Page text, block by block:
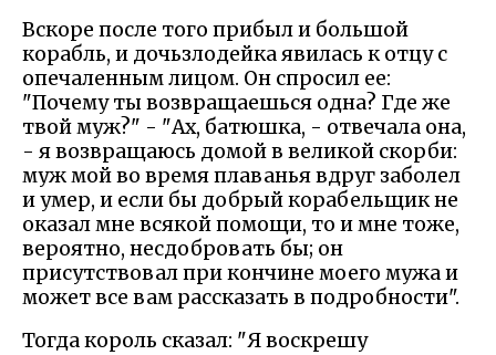
Вскоре после того прибыл и большой
корабль, и дочьзлодейка явилась к отцу с
опечаленным лицом. Он спросил ее:
"Почему ты возвращаешься одна? Где же
твой муж?" - "Ах, батюшка, - отвечала она,
- я возвращаюсь домой в великой скорби:
муж мой во время плаванья вдруг заболел
и умер, и если бы добрый корабельщик не
оказал мне всякой помощи, то и мне тоже,
вероятно, несдобровать бы; он
присутствовал при кончине моего мужа и
может все вам рассказать в подробности".
Тогда король сказал: "Я воскрешу